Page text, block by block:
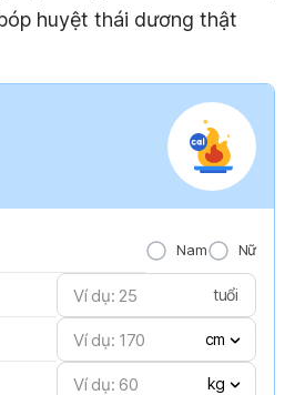
huyệt thái dương thật
Nam Nữ
tuổi
cm
kg